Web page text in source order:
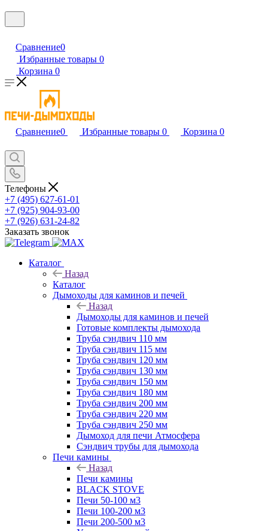
Сравнение0
Избранные товары 0
Корзина 0
Сравнение0 Избранные товары 0 Корзина 0
Телефоны
+7 (495) 627-61-01
+7 (925) 904-93-00
+7 (926) 631-24-82
Заказать звонок
Каталог
Назад
Каталог
Дымоходы для каминов и печей
Назад
Дымоходы для каминов и печей
Готовые комплекты дымохода
Труба сэндвич 110 мм
Труба сэндвич 115 мм
Труба сэндвич 120 мм
Труба сэндвич 130 мм
Труба сэндвич 150 мм
Труба сэндвич 180 мм
Труба сэндвич 200 мм
Труба сэндвич 220 мм
Труба сэндвич 250 мм
Дымоход для печи Атмосфера
Сэндвич трубы для дымохода
Печи камины
Назад
Печи камины
BLACK STOVE
Печи 50-100 м3
Печи 100-200 м3
Печи 200-500 м3